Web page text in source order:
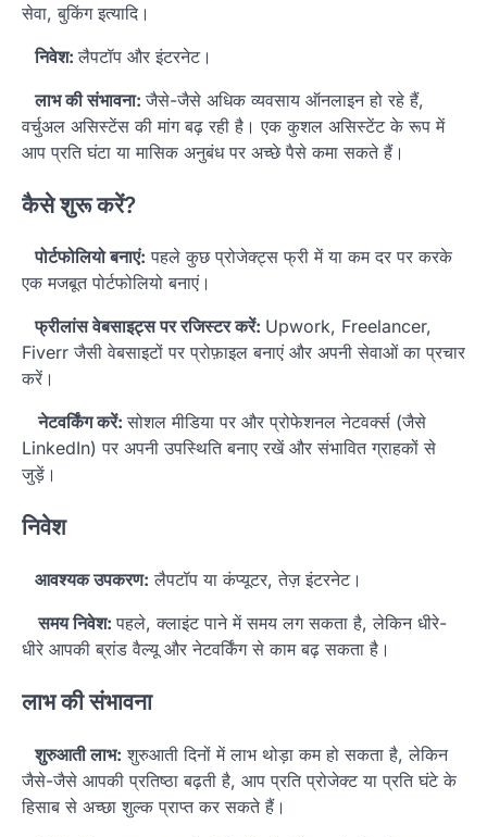
सेवा, बुकिंग इत्यादि।
निवेश:लैपटॉप और इंटरनेट।
लाभ की संभावना:जैसे-जैसे अधिक व्यवसाय ऑनलाइन हो रहे हैं,
वर्चुअल असिस्टेंस की मांग बढ़ रही है। एक कुशल असिस्टेंट के रूप में
आप प्रति घंटा या मासिक अनुबंध पर अच्छे पैसे कमा सकते हैं।
कैसे शुरू करें?
पोर्टफोलियो बनाएं: पहले कुछ प्रोजेक्ट्स फ्री में या कम दर पर करके
एक मजबूत पोर्टफोलियो बनाएं।
फ्रीलांस वेबसाइट्स पर रजिस्टर करें: Upwork, Freelancer,
Fiverr जैसी वेबसाइटों पर प्रोफ़ाइल बनाएं और अपनी सेवाओं का प्रचार
करें।
नेटवर्किंग करें:सोशल मीडिया पर और प्रोफेशनल नेटवर्क्स (जैसे
LinkedIn) पर अपनी उपस्थिति बनाए रखें और संभावित ग्राहकों से
जुड़ें।
निवेश
आवश्यक उपकरण: लैपटॉप या कंप्यूटर, तेज़ इंटरनेट।
समय निवेश:पहले, क्लाइंट पाने में समय लग सकता है, लेकिन धीरे-
धीरे आपकी ब्रांड वैल्यू और नेटवर्किंग से काम बढ़ सकता है।
लाभ की संभावना
शुरुआती लाभ: शुरुआती दिनों में लाभ थोड़ा कम हो सकता है, लेकिन
जैसे-जैसे आपकी प्रतिष्ठा बढ़ती है, आप प्रति प्रोजेक्ट या प्रति घंटे के
हिसाब से अच्छा शुल्क प्राप्त कर सकते हैं।